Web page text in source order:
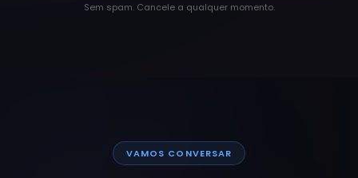
Sem spam. Cancele a qualquer momento.
VAMOS CONVERSAR